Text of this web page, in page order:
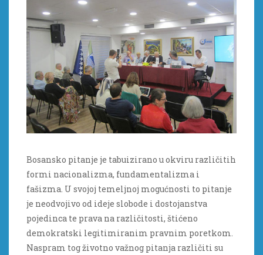
Bosansko pitanje je tabuizirano u okviru različitih
formi nacionalizma, fundamentalizma i
fašizma. U svojoj temeljnoj mogućnosti to pitanje
je neodvojivo od ideje slobode i dostojanstva
pojedinca te prava na različitosti, štićeno
demokratski legitimiranim pravnim poretkom.
Naspram tog životno važnog pitanja različiti su